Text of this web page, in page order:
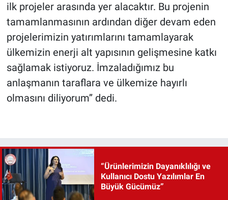
ilk projeler arasında yer alacaktır. Bu projenin
tamamlanmasının ardından diğer devam eden
projelerimizin yatırımlarını tamamlayarak
ülkemizin enerji alt yapısının gelişmesine katkı
sağlamak istiyoruz. İmzaladığımız bu
anlaşmanın taraflara ve ülkemize hayırlı
olmasını diliyorum’’ dedi.
“Ürünlerimizin Dayanıklılığı ve
Kullanıcı Dostu Yazılımlar En
Büyük Gücümüz”